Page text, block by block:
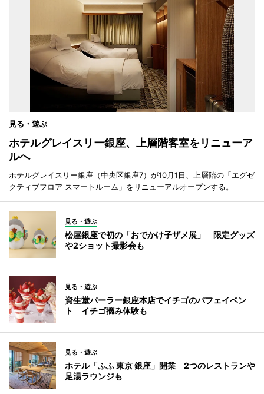
見る・遊ぶ
ホテルグレイスリー銀座、上層階客室をリニューア
ルへ
ホテルグレイスリー銀座（中央区銀座7）が10月1日、上層階の「エグゼ
クティブフロア スマートルーム」をリニューアルオープンする。
見る・遊ぶ
松屋銀座で初の「おでかけ子ザメ展」 限定グッズ
や2ショット撮影会も
見る・遊ぶ
資生堂パーラー銀座本店でイチゴのパフェイベン
ト イチゴ摘み体験も
見る・遊ぶ
ホテル「ふふ 東京 銀座」開業 2つのレストランや
足湯ラウンジも